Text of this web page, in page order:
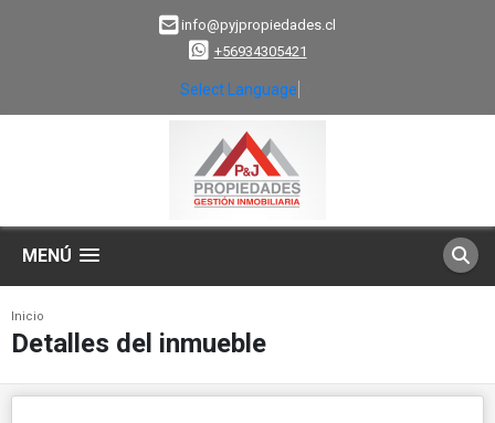
info@pyjpropiedades.cl
+56934305421
Select Language
MENÚ
Inicio
Detalles del inmueble